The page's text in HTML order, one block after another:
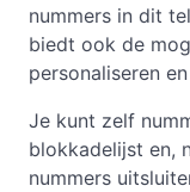
nummers in dit
biedt ook de
personaliseren
Je kunt zelf
blokkadelijst en,
nummers